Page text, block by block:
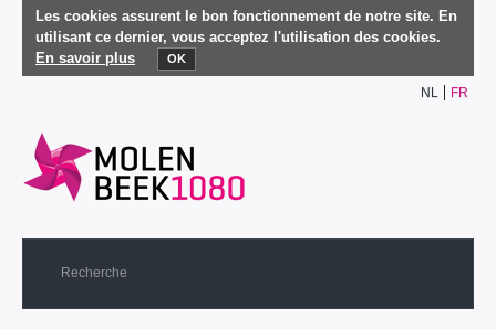
Les cookies assurent le bon fonctionnement de notre site. En
utilisant ce dernier, vous acceptez l'utilisation des cookies.
En savoir plus
OK
NL FR